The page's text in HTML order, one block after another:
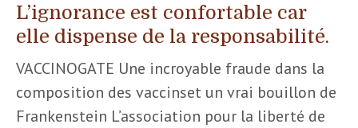
L’ignorance est confortable car
elle dispense de la responsabilité.
VACCINOGATE Une incroyable fraude dans la
composition des vaccinset un vrai bouillon de
Frankenstein L’association pour la liberté de